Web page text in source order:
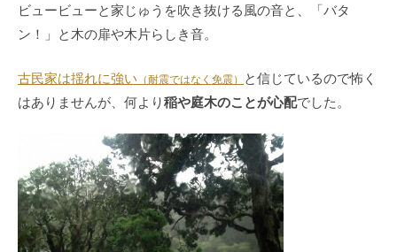
ビュービューと家じゅうを吹き抜ける風の音と、「バタ
ン！」と木の扉や木片らしき音。
古民家は揺れに強い （耐震ではなく免震） と信じているので怖く
はありませんが、何より稲や庭木のことが心配でした。